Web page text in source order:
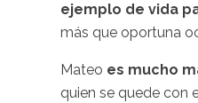
ejemplo de vida
más que oportuna
Mateo es mucho
quien se quede con